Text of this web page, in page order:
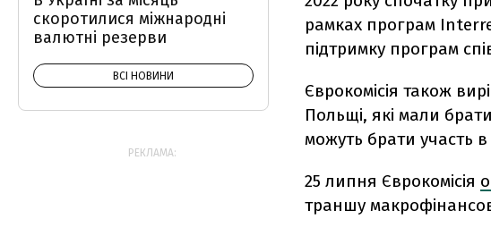
рамках програм
підтримку програм
Єврокомісія також
Польщі, які мали
можуть брати участь
25 липня Єврокомісія
траншу
скоротилися міжнародні
валютні резерви
ВСІ НОВИНИ
РЕКЛАМА: